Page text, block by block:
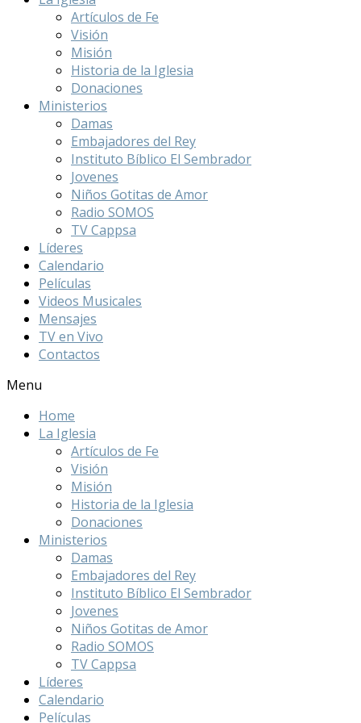
Artículos de Fe
Visión
Misión
Historia de la Iglesia
Donaciones
Ministerios
Damas
Embajadores del Rey
Instituto Bíblico El Sembrador
Jovenes
Niños Gotitas de Amor
Radio SOMOS
TV Cappsa
Líderes
Calendario
Películas
Videos Musicales
Mensajes
TV en Vivo
Contactos
Menu
Home
La Iglesia
Artículos de Fe
Visión
Misión
Historia de la Iglesia
Donaciones
Ministerios
Damas
Embajadores del Rey
Instituto Bíblico El Sembrador
Jovenes
Niños Gotitas de Amor
Radio SOMOS
TV Cappsa
Líderes
Calendario
Películas